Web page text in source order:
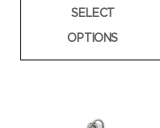
SELECT
OPTIONS